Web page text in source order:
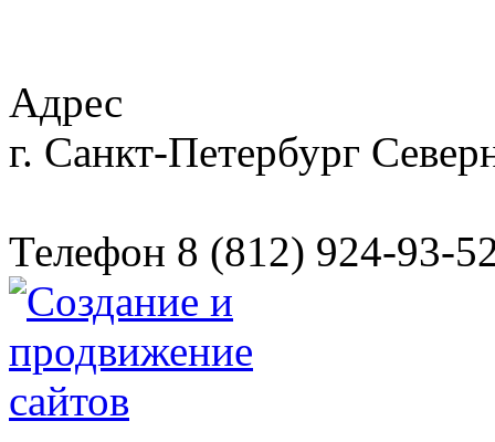
Адрес
г. Санкт-Петербург
Телефон 8 (812) 924-93-